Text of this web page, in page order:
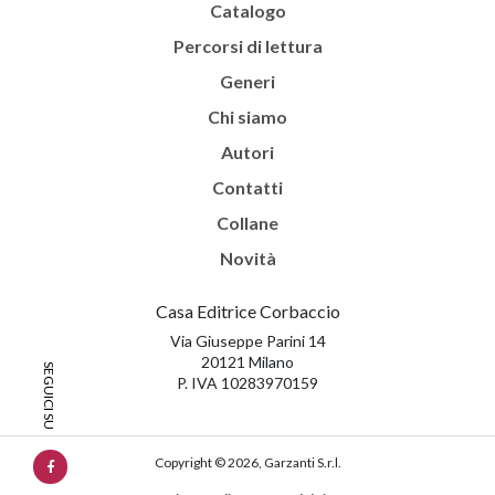
Catalogo
Percorsi di lettura
Generi
Chi siamo
Autori
Contatti
Collane
Novità
Casa Editrice Corbaccio
Via Giuseppe Parini 14
20121 Milano
P. IVA 10283970159
Copyright © 2026, Garzanti S.r.l.